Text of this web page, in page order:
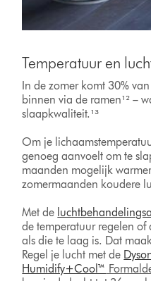
Temperatuur en
In de zomer komt 30%
binnen via de ramen¹² –
slaapkwaliteit.¹³
Om je
genoeg aanvoelt om te
maanden mogelijk
zomermaanden koudere
Met de
de temperatuur regelen
als die te laag is. Dat
Regel je lucht met de
Humidify+Cool™